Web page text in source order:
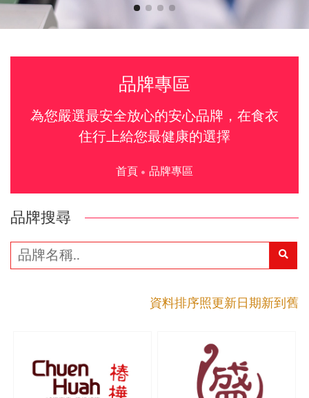
資料排序照更新日期新到舊
品牌專區
為您嚴選最安全放心的安心品牌，在食衣
住行上給您最健康的選擇
首頁 品牌專區
品牌搜尋